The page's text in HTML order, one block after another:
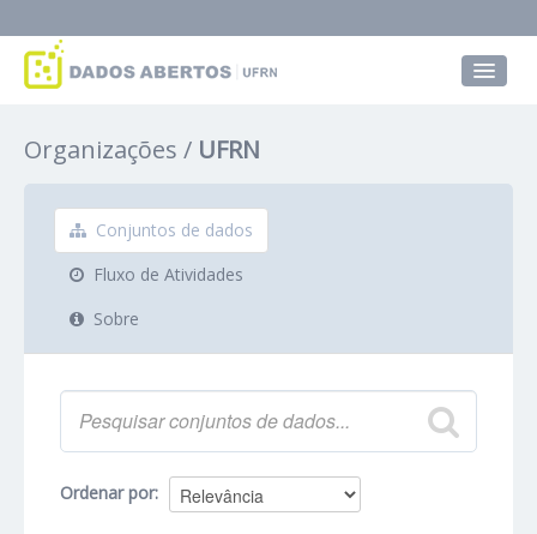
Grupos
Sobre
Organizações UFRN
Conjuntos de dados
Fluxo de Atividades
Sobre
Ordenar por